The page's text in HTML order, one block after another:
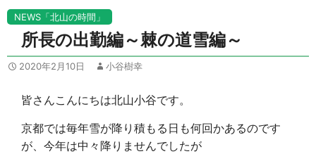
ス
キ
プ
NEWS「北山の時間」
所長の出勤編～棘の道雪編～
2020年2月10日 小谷樹幸
皆さんこんにちは北山小谷です。
京都では毎年雪が降り積もる日も何回かあるのです
が、今年は中々降りませんでしたが